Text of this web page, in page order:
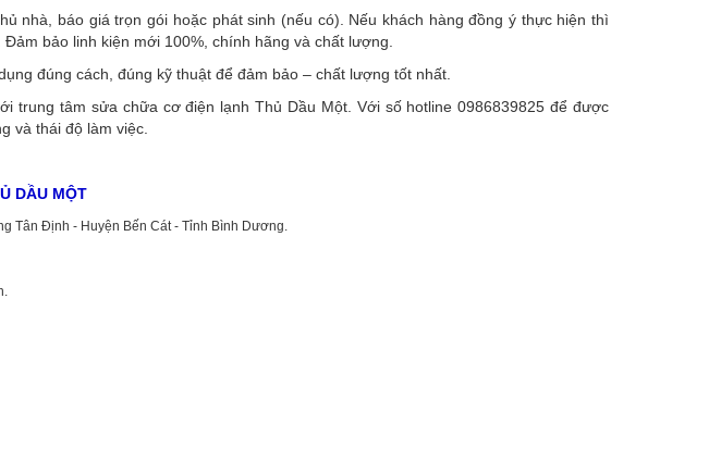
nhà, báo giá trọn gói hoặc phát sinh (nếu có). Nếu khách hàng đồng ý thực hiện thì
bảo linh kiện mới 100%, chính hãng và chất lượng.
đúng cách, đúng kỹ thuật để đảm bảo – chất lượng tốt nhất.
trung tâm sửa chữa cơ điện lạnh Thủ Dầu Một. Với số hotline 0986839825 để được
và thái độ làm việc.
DẦU MỘT
Tân Định - Huyện Bến Cát - Tỉnh Bình Dương.